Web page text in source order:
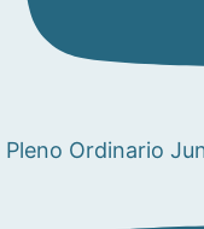
Pleno Ordinario